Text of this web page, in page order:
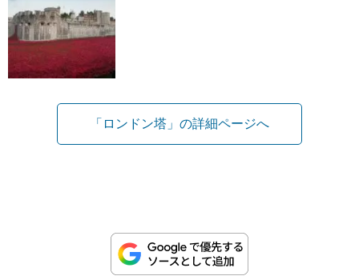
「ロンドン塔」の詳細ページへ